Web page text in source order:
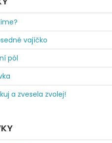
vajíčko
pól
a zvesela zvolej!